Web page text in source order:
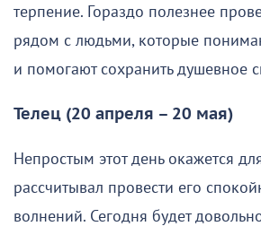
терпение. Гораздо полезнее
рядом с людьми, которые
и помогают сохранить душевное
Телец (20 апреля – 20 мая)
Непростым этот день окажется
рассчитывал провести его
волнений. Сегодня будет